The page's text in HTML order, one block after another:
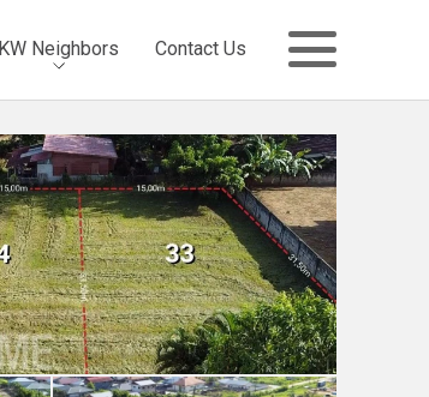
KW Neighbors Contact Us